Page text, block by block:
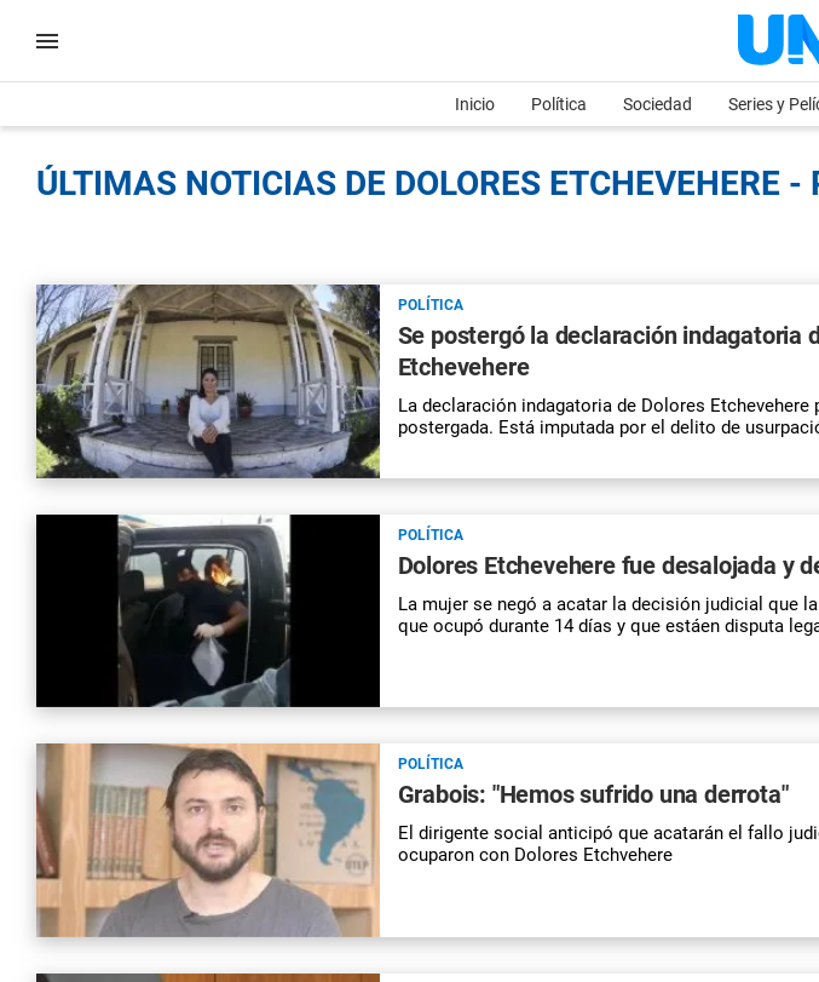
Inicio Política Sociedad Series y
ÚLTIMAS NOTICIAS DE DOLORES ETCHEVEHERE -
POLÍTICA
Se postergó la declaración indagatoria
Etchevehere
La declaración indagatoria de Dolores
postergada. Está imputada por el delito de
POLÍTICA
Dolores Etchevehere fue desalojada y
La mujer se negó a acatar la decisión judicial que
que ocupó durante 14 días y que estáen disputa
POLÍTICA
Grabois: "Hemos sufrido una derrota"
El dirigente social anticipó que acatarán el fallo
ocuparon con Dolores Etchvehere